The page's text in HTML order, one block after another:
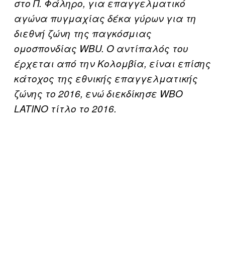
στο Π. Φάληρο, για επαγγελματικό
αγώνα πυγμαχίας δέκα γύρων για τη
διεθνή ζώνη της παγκόσμιας
ομοσπονδίας WBU. Ο αντίπαλός του
έρχεται από την Κολομβία, είναι επίσης
κάτοχος της εθνικής επαγγελματικής
ζώνης το 2016, ενώ διεκδίκησε WBO
LATINO τίτλο το 2016.